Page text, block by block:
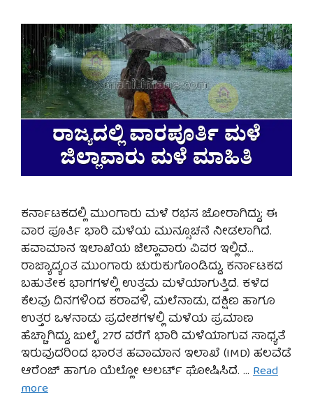
ಕರ್ನಾಟಕದಲ್ಲಿ ಮುಂಗಾರು ಮಳೆ ರಭಸ ಜೋರಾಗಿದ್ದು; ಈ
ವಾರ ಪೂರ್ತಿ ಭಾರಿ ಮಳೆಯ ಮುನ್ಸೂಚನೆ ನೀಡಲಾಗಿದೆ.
ಹವಾಮಾನ ಇಲಾಖೆಯ ಜಿಲ್ಲಾವಾರು ವಿವರ ಇಲ್ಲಿದೆ…
ರಾಜ್ಯಾದ್ಯಂತ ಮುಂಗಾರು ಚುರುಕುಗೊಂಡಿದ್ದು, ಕರ್ನಾಟಕದ
ಬಹುತೇಕ ಭಾಗಗಳಲ್ಲಿ ಉತ್ತಮ ಮಳೆಯಾಗುತ್ತಿದೆ. ಕಳೆದ
ಕೆಲವು ದಿನಗಳಿಂದ ಕರಾವಳಿ, ಮಲೆನಾಡು, ದಕ್ಷಿಣ ಹಾಗೂ
ಉತ್ತರ ಒಳನಾಡು ಪ್ರದೇಶಗಳಲ್ಲಿ ಮಳೆಯ ಪ್ರಮಾಣ
ಹೆಚ್ಚಾಗಿದ್ದು, ಜುಲೈ 27ರ ವರೆಗೆ ಭಾರಿ ಮಳೆಯಾಗುವ ಸಾಧ್ಯತೆ
ಇರುವುದರಿಂದ ಭಾರತ ಹವಾಮಾನ ಇಲಾಖೆ (IMD) ಹಲವೆಡೆ
ಆರೆಂಜ್ ಹಾಗೂ ಯೆಲ್ಲೋ ಅಲರ್ಟ್ ಘೋಷಿಸಿದೆ. … Read
more